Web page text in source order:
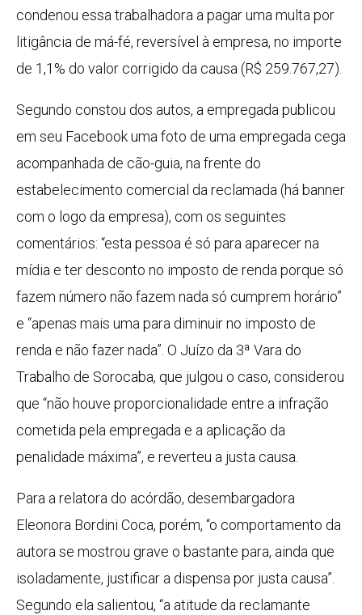
condenou essa trabalhadora a pagar uma multa por
litigância de má-fé, reversível à empresa, no importe
de 1,1% do valor corrigido da causa (R$ 259.767,27).
Segundo constou dos autos, a empregada publicou
em seu Facebook uma foto de uma empregada cega
acompanhada de cão-guia, na frente do
estabelecimento comercial da reclamada (há banner
com o logo da empresa), com os seguintes
comentários: “esta pessoa é só para aparecer na
mídia e ter desconto no imposto de renda porque só
fazem número não fazem nada só cumprem horário”
e “apenas mais uma para diminuir no imposto de
renda e não fazer nada”. O Juízo da 3ª Vara do
Trabalho de Sorocaba, que julgou o caso, considerou
que “não houve proporcionalidade entre a infração
cometida pela empregada e a aplicação da
penalidade máxima”, e reverteu a justa causa.
Para a relatora do acórdão, desembargadora
Eleonora Bordini Coca, porém, “o comportamento da
autora se mostrou grave o bastante para, ainda que
isoladamente, justificar a dispensa por justa causa”.
Segundo ela salientou, “a atitude da reclamante